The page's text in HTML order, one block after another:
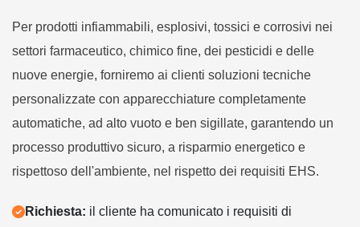
Per prodotti infiammabili, esplosivi, tossici e corrosivi nei
settori farmaceutico, chimico fine, dei pesticidi e delle
nuove energie, forniremo ai clienti soluzioni tecniche
personalizzate con apparecchiature completamente
automatiche, ad alto vuoto e ben sigillate, garantendo un
processo produttivo sicuro, a risparmio energetico e
rispettoso dell'ambiente, nel rispetto dei requisiti EHS.
Richiesta: il cliente ha comunicato i requisiti di